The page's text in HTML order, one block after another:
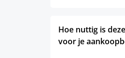
Hoe nuttig is
voor je